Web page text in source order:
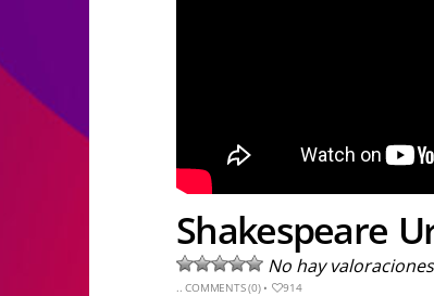
Shakespeare
No hay valoraciones
..COMMENTS (0)• 914